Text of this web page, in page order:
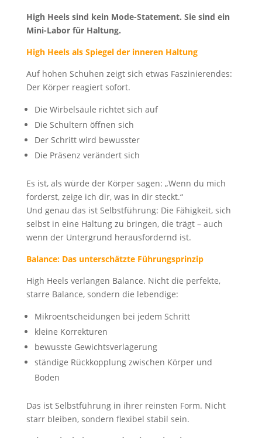
High Heels sind kein Mode-Statement. Sie sind ein
Mini-Labor für Haltung.
High Heels als Spiegel der inneren Haltung
Auf hohen Schuhen zeigt sich etwas Faszinierendes:
Der Körper reagiert sofort.
Die Wirbelsäule richtet sich auf
Die Schultern öffnen sich
Der Schritt wird bewusster
Die Präsenz verändert sich
Es ist, als würde der Körper sagen: „Wenn du mich
forderst, zeige ich dir, was in dir steckt.“
Und genau das ist Selbstführung: Die Fähigkeit, sich
selbst in eine Haltung zu bringen, die trägt – auch
wenn der Untergrund herausfordernd ist.
Balance: Das unterschätzte Führungsprinzip
High Heels verlangen Balance. Nicht die perfekte,
starre Balance, sondern die lebendige:
Mikroentscheidungen bei jedem Schritt
kleine Korrekturen
bewusste Gewichtsverlagerung
ständige Rückkopplung zwischen Körper und
Boden
Das ist Selbstführung in ihrer reinsten Form. Nicht
starr bleiben, sondern flexibel stabil sein.